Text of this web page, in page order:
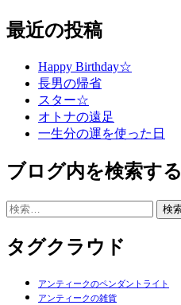
最近の投稿
Happy Birthday☆
長男の帰省
スター☆
オトナの遠足
一生分の運を使った日
ブログ内を検索する
検
タグクラウド
アンティークのペンダントライト
アンティークの雑貨